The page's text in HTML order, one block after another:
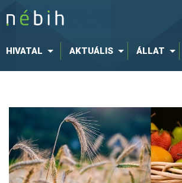
HIVATAL AKTUÁLIS ÁLLAT